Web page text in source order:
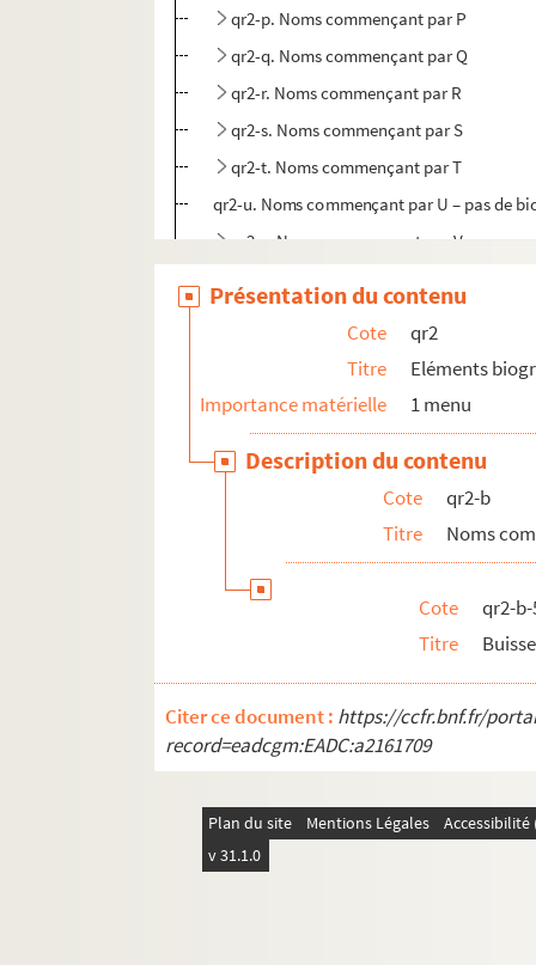
qr2-p. Noms commençant par P
qr2-q. Noms commençant par Q
qr2-r. Noms commençant par R
qr2-s. Noms commençant par S
qr2-t. Noms commençant par T
qr2-u. Noms commençant par U – pas de
qr2-v. Noms commençant par V
qr3. Documents anciens : villes par
qr6. Brochures et prospectus
qr7. Documents recueillis par M. Martin
qr7-bis. Cartes des 17e et 18e siècles
qr8. I à IX - Mémoires imprimées
qr11. Factum issus du Don rombaut
qr4. Documents anciens : Arrondissement de
qr5. Documentation pour travaux à publier
qr13. Documents Quarré-Reybourbon
qr14. Ouvrages de Quarré-Reybourbon
c64-3. Carton 64-3 : Lithographies de
Présentation du contenu
Cote
qr2
Titre
Eléments
Importance matérielle
1 menu
Description du contenu
Cote
qr2-b
Titre
Noms
Cote
qr2-
Titre
Citer ce document : https://ccfr.bnf.fr/
record=eadcgm:EADC:a2161709
Plan du site Mentions Légales
v 31.1.0